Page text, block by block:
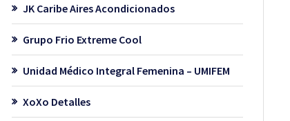
JK Caribe Aires Acondicionados
Grupo Frio Extreme Cool
Unidad Médico Integral Femenina – UMIFEM
XoXo Detalles